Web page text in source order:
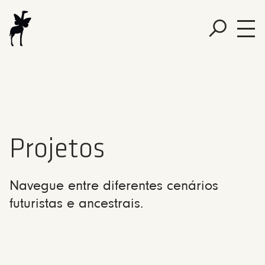
Projetos
Navegue entre diferentes cenários
futuristas e ancestrais.